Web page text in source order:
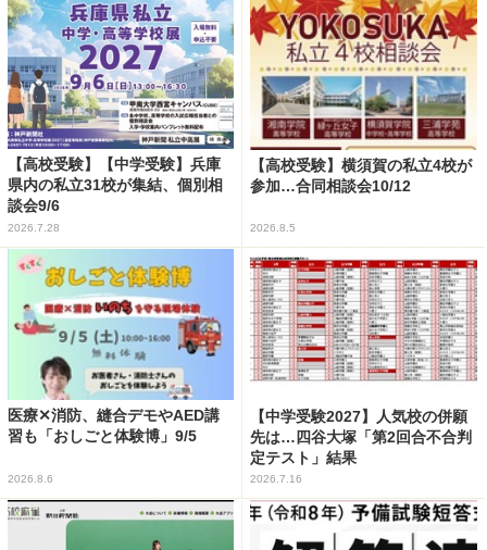
【高校受験】【中学受験】兵庫
県内の私立31校が集結、個別相
談会9/6
2026.7.28
【高校受験】横須賀の私立4校が
参加…合同相談会10/12
2026.8.5
医療✕消防、縫合デモやAED講
習も「おしごと体験博」9/5
2026.8.6
【中学受験2027】人気校の併願
先は…四谷大塚「第2回合不合判
定テスト」結果
2026.7.16